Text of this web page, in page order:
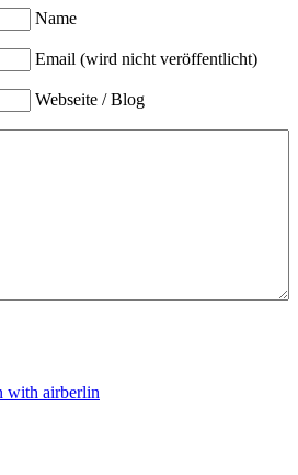
Name
Email (wird nicht veröffentlicht)
Webseite / Blog
with airberlin